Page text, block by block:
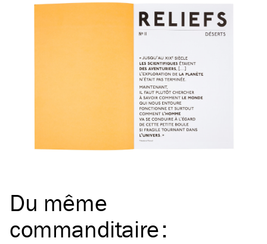
Du même
commanditaire: